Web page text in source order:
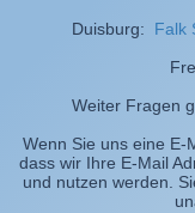
Duisburg: Falk
Weiter Fragen
Wenn Sie uns eine E-
dass wir Ihre E-Mail
und nutzen werden.